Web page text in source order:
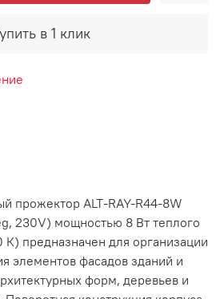
в 1 клик
прожектор ALT-RAY-R44-8W
230V) мощностью 8 Вт теплого
К) предназначен для организации
элементов фасадов зданий и
форм, деревьев и